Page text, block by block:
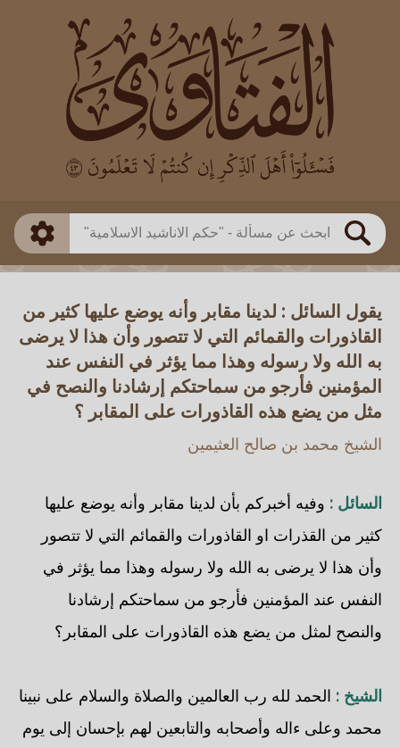
بحث
العالم
بن باز
بن العثيمين
اللجنة الدائمة
طريقة البحث
ذكي
يقول السائل : لدينا مقابر وأنه يوضع عليها كثير من
القاذورات والقمائم التي لا تتصور وأن هذا لا يرضى
به الله ولا رسوله وهذا مما يؤثر في النفس عند
المؤمنين فأرجو من سماحتكم إرشادنا والنصح في
مثل من يضع هذه القاذورات على المقابر ؟
الشيخ محمد بن صالح العثيمين
السائل : وفيه أخبركم بأن لدينا مقابر وأنه يوضع عليها
كثير من القذرات او القاذورات والقمائم التي لا تتصور
وأن هذا لا يرضى به الله ولا رسوله وهذا مما يؤثر في
النفس عند المؤمنين فأرجو من سماحتكم إرشادنا
والنصح لمثل من يضع هذه القاذورات على المقابر؟
الشيخ : الحمد لله رب العالمين والصلاة والسلام على نبينا
محمد وعلى ءاله وأصحابه والتابعين لهم بإحسان إلى يوم